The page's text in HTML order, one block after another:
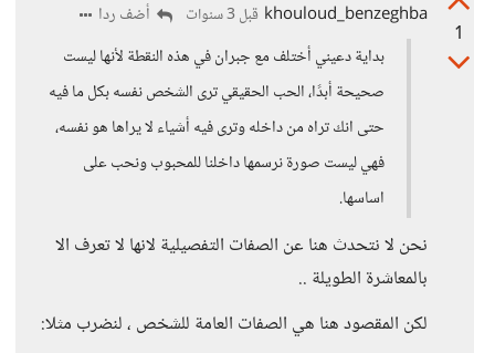
1
khouloud_benzeghba قبل 3 سنوات
أضف ردا
بداية دعيني أختلف مع جبران في هذه النقطة لأنها ليست
صحيحة أبدًا، الحب الحقيقي ترى الشخص نفسه بكل ما فيه
حتى انك تراه من داخله وترى فيه أشياء لا يراها هو نفسه،
فهي ليست صورة نرسمها داخلنا للمحبوب ونحب على
اساسها.
نحن لا نتحدث هنا عن الصفات التفصيلية لانها لا تعرف الا
بالمعاشرة الطويلة ..
لكن المقصود هنا هي الصفات العامة للشخص ، لنضرب مثلا: